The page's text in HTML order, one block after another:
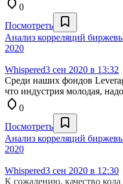
0
Посмотреть
Анализ корреляций
2020
Whispered3 сен 2020 в 13:32
Среди наших фондов
что индустрия молодая,
0
Посмотреть
Анализ корреляций
2020
Whispered3 сен 2020 в 12:30
К сожалению, качество